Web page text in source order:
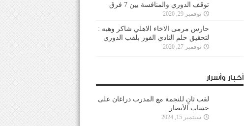
توقف الدوري والمنافسة بين 7 فرق
نوفمبر 29, 2020
حارس مرمى الاخاء الاهلي شاكر وهبه :
لتحقيق حلم النادي الفوز بلقب الدوري
نوفمبر 27, 2020
أخبار وأسرار
لقب ثانٍ للنجمة مع المدرب دراغان على
حساب الأنصار
سبتمبر 15, 2024